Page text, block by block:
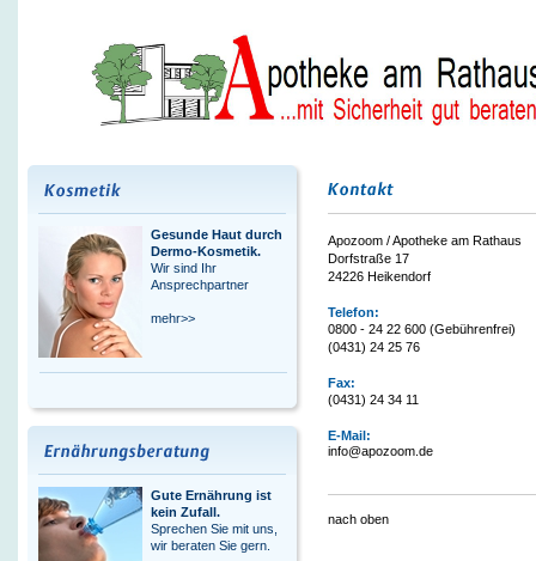
Gesunde Haut durch
Dermo-Kosmetik.
Wir sind Ihr
Ansprechpartner
mehr>>
Gute Ernährung ist
kein Zufall.
Sprechen Sie mit uns,
wir beraten Sie gern.
Apozoom / Apotheke am Rathaus
Dorfstraße 17
24226 Heikendorf
Telefon:
0800 - 24 22 600 (Gebührenfrei)
(0431) 24 25 76
Fax:
(0431) 24 34 11
E-Mail:
info@apozoom.de
nach oben